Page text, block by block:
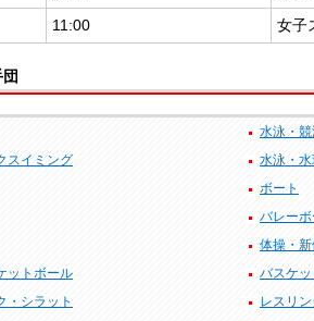
11:00 女子
水泳・
スイミング
水泳・
ボート
バレー
体操・
ットボール
バスケ
・シラット
レスリ